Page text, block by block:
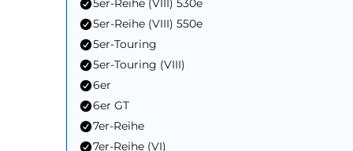
5er-Reihe (VIII) 530e
5er-Reihe (VIII) 550e
5er-Touring
5er-Touring (VIII)
6er
6er GT
7er-Reihe
7er-Reihe (VI)